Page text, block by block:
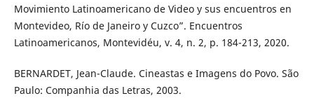
Movimiento Latinoamericano de Video y sus encuentros en
Montevideo, Río de Janeiro y Cuzco”. Encuentros
Latinoamericanos, Montevidéu, v. 4, n. 2, p. 184-213, 2020.
BERNARDET, Jean-Claude. Cineastas e Imagens do Povo. São
Paulo: Companhia das Letras, 2003.